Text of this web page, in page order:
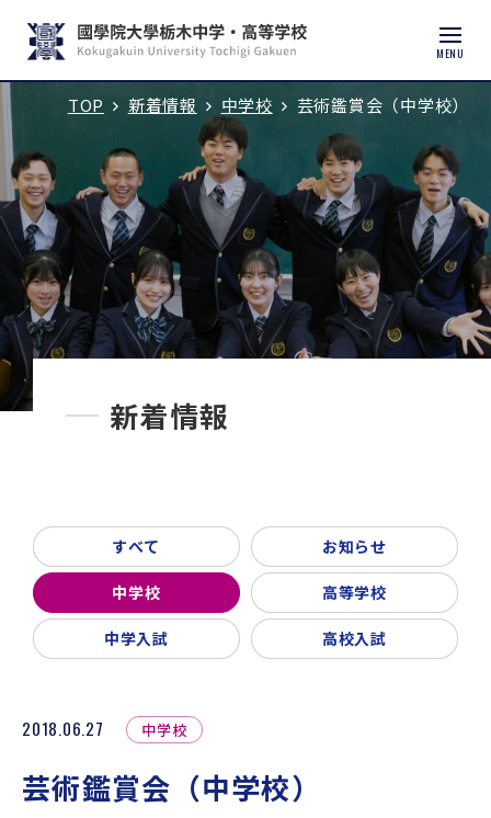
MENU
入試説明会・学校見学
学校紹介
中学校
高等学校
高校入試
お問い合わせ・資料請求
ご利用ガイド
リンク集
新着情報
TOP 新着情報 中学校 芸術鑑賞会（中学校）
すべて お知らせ
中学校 高等学校
中学入試 高校入試
2018.06.27 中学校
芸術鑑賞会（中学校）